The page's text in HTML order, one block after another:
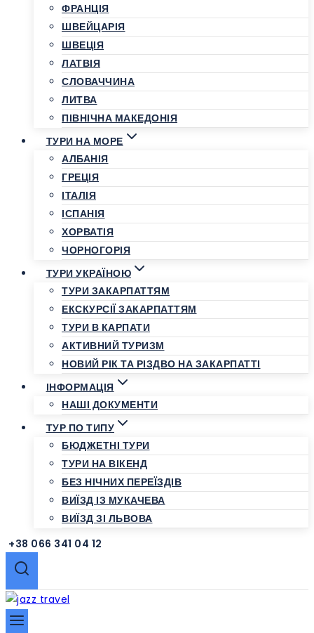
ФРАНЦІЯ
ШВЕЙЦАРІЯ
ШВЕЦІЯ
ЛАТВІЯ
СЛОВАЧЧИНА
ЛИТВА
ПІВНІЧНА МАКЕДОНІЯ
ТУРИ НА МОРЕ
АЛБАНІЯ
ГРЕЦІЯ
ІТАЛІЯ
ІСПАНІЯ
ХОРВАТІЯ
ЧОРНОГОРІЯ
ТУРИ УКРАЇНОЮ
ТУРИ ЗАКАРПАТТЯМ
ЕКСКУРСІЇ ЗАКАРПАТТЯМ
ТУРИ В КАРПАТИ
АКТИВНИЙ ТУРИЗМ
НОВИЙ РІК ТА РІЗДВО НА ЗАКАРПАТТІ
ІНФОРМАЦІЯ
НАШІ ДОКУМЕНТИ
ТУР ПО ТИПУ
БЮДЖЕТНІ ТУРИ
ТУРИ НА ВІКЕНД
БЕЗ НІЧНИХ ПЕРЕЇЗДІВ
ВИЇЗД ІЗ МУКАЧЕВА
ВИЇЗД ЗІ ЛЬВОВА
+38 066 341 04 12